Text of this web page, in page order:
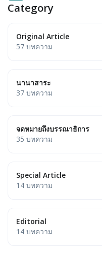
Category
Original Article
57 บทความ
นานาสาระ
37 บทความ
จดหมายถึงบรรณาธิการ
35 บทความ
Special Article
14 บทความ
Editorial
14 บทความ